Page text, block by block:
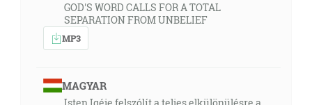
GOD'S WORD CALLS FOR A TOTAL
SEPARATION FROM UNBELIEF
MP3
MAGYAR